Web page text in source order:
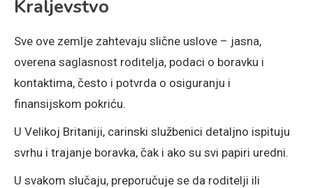
Kraljevstvo
Sve ove zemlje zahtevaju slične uslove – jasna,
overena saglasnost roditelja, podaci o boravku i
kontaktima, često i potvrda o osiguranju i
finansijskom pokriću.
U Velikoj Britaniji, carinski službenici detaljno ispituju
svrhu i trajanje boravka, čak i ako su svi papiri uredni.
U svakom slučaju, preporučuje se da roditelji ili